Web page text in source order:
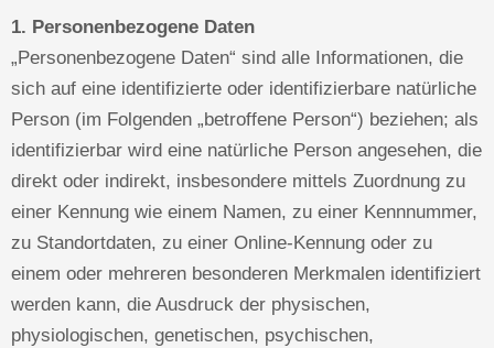
1. Personenbezogene Daten
„Personenbezogene Daten“ sind alle Informationen, die
sich auf eine identifizierte oder identifizierbare natürliche
Person (im Folgenden „betroffene Person“) beziehen; als
identifizierbar wird eine natürliche Person angesehen, die
direkt oder indirekt, insbesondere mittels Zuordnung zu
einer Kennung wie einem Namen, zu einer Kennnummer,
zu Standortdaten, zu einer Online-Kennung oder zu
einem oder mehreren besonderen Merkmalen identifiziert
werden kann, die Ausdruck der physischen,
physiologischen, genetischen, psychischen,